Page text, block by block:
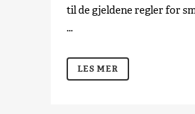
til de gjeldene regler for
...
LES MER